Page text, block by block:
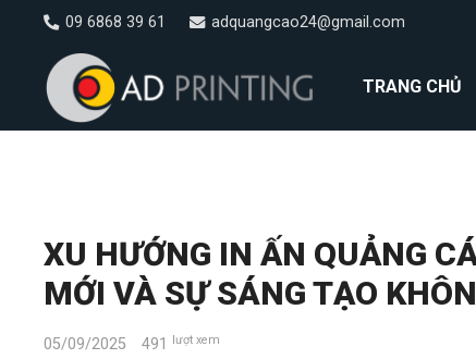
09 6868 39 61 adquangcao24@gmail.com
TRANG CHỦ
XU HƯỚNG IN ẤN QUẢNG
MỚI VÀ SỰ SÁNG TẠO
05/09/2025 491 lượt xem